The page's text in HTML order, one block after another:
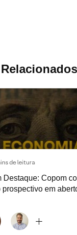
de leitura
Destaque: Copom
em